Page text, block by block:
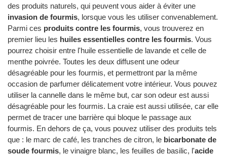
des produits naturels, qui peuvent vous aider à éviter une
invasion de fourmis, lorsque vous les utiliser convenablement.
Parmi ces produits contre les fourmis, vous trouverez en
premier lieu les huiles essentielles contre les fourmis. Vous
pourrez choisir entre l'huile essentielle de lavande et celle de
menthe poivrée. Toutes les deux diffusent une odeur
désagréable pour les fourmis, et permettront par la même
occasion de parfumer délicatement votre intérieur. Vous pouvez
utiliser la cannelle dans le même but, car son odeur est aussi
désagréable pour les fourmis. La craie est aussi utilisée, car elle
permet de tracer une barrière qui bloque le passage aux
fourmis. En dehors de ça, vous pouvez utiliser des produits tels
que : le marc de café, les tranches de citron, le bicarbonate de
soude fourmis, le vinaigre blanc, les feuilles de basilic, l'acide